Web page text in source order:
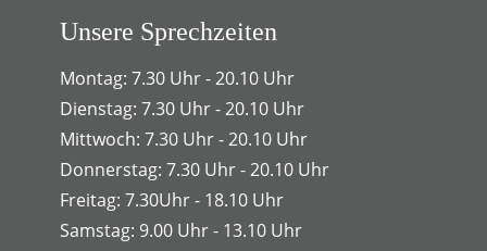
Unsere Sprechzeiten
Montag: 7.30 Uhr - 20.10 Uhr
Dienstag: 7.30 Uhr - 20.10 Uhr
Mittwoch: 7.30 Uhr - 20.10 Uhr
Donnerstag: 7.30 Uhr - 20.10 Uhr
Freitag: 7.30Uhr - 18.10 Uhr
Samstag: 9.00 Uhr - 13.10 Uhr